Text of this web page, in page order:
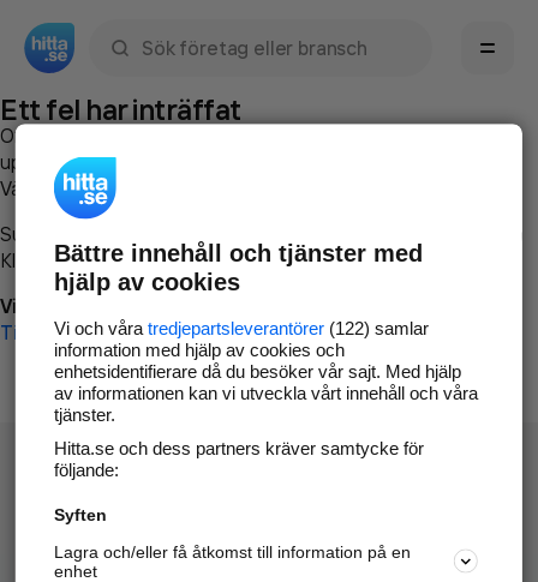
Ett fel har inträffat
Om du vill kan du
uppstod så att vi lättare och snabbare kan avhjälpa det.
Vänligen försök med följande:
Surfa till
Klicka påTillbaka-knappen i webbläsaren och försök igen
Vi beklagar besväret!
Till startsidan
Hitta.se - Gratis nummerupplysning.
Sök företag, personer och platser.
Bättre innehåll och tjänster med
hjälp av cookies
Vi och våra tredjepartsleverantörer(122) samlar
information med hjälp av cookies och
enhetsidentifierare då du besöker vår sajt. Med hjälp
av informationen kan vi utveckla vårt innehåll och våra
tjänster.
Hitta.se och dess partners kräver samtycke för
följande:
Syften
Lagra och/eller få åtkomst till information på en
enhet